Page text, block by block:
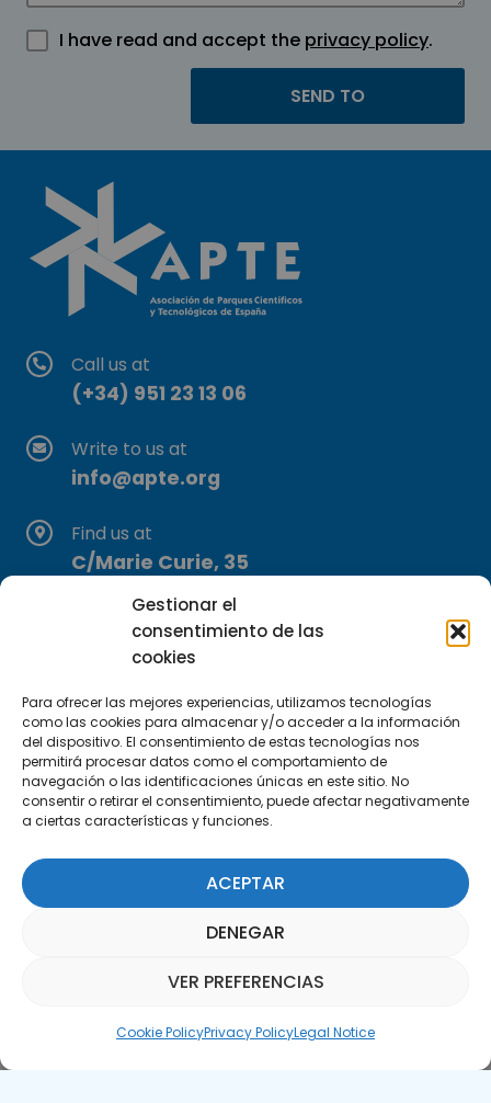
Gestionar el
consentimiento de las
cookies
Para ofrecer las mejores experiencias, utilizamos tecnologías
como las cookies para almacenar y/o acceder a la información
del dispositivo. El consentimiento de estas tecnologías nos
permitirá procesar datos como el comportamiento de
navegación o las identificaciones únicas en este sitio. No
consentir o retirar el consentimiento, puede afectar negativamente
a ciertas características y funciones.
ACEPTAR
DENEGAR
VER PREFERENCIAS
Cookie PolicyPrivacy PolicyLegal Notice
I have read and accept the privacy policy.
Call us at
(+34) 951 23 13 06
Write to us at
info@apte.org
Find us at
C/Marie Curie, 35
29590 Campanillas, Málaga
Subscribe to our Newsletter
SUBSCRIBE HERE